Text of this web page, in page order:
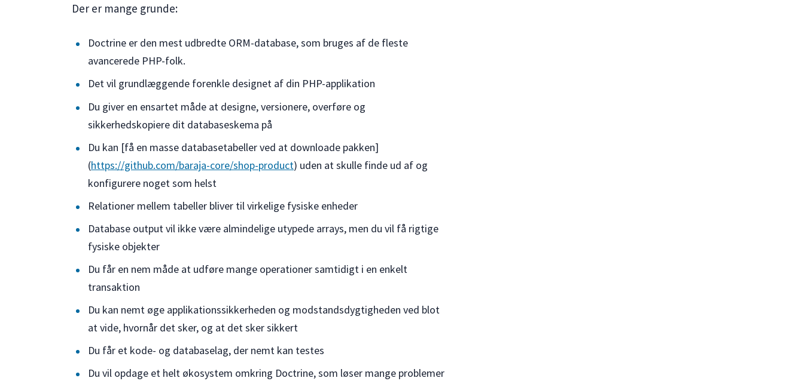
Der er mange grunde:
Doctrine er den mest udbredte ORM-database, som bruges af de fleste
avancerede PHP-folk.
Det vil grundlæggende forenkle designet af din PHP-applikation
Du giver en ensartet måde at designe, versionere, overføre og
sikkerhedskopiere dit databaseskema på
Du kan [få en masse databasetabeller ved at downloade pakken]
(https://github.com/baraja-core/shop-product) uden at skulle finde ud af og
konfigurere noget som helst
Relationer mellem tabeller bliver til virkelige fysiske enheder
Database output vil ikke være almindelige utypede arrays, men du vil få rigtige
fysiske objekter
Du får en nem måde at udføre mange operationer samtidigt i en enkelt
transaktion
Du kan nemt øge applikationssikkerheden og modstandsdygtigheden ved blot
at vide, hvornår det sker, og at det sker sikkert
Du får et kode- og databaselag, der nemt kan testes
Du vil opdage et helt økosystem omkring Doctrine, som løser mange problemer